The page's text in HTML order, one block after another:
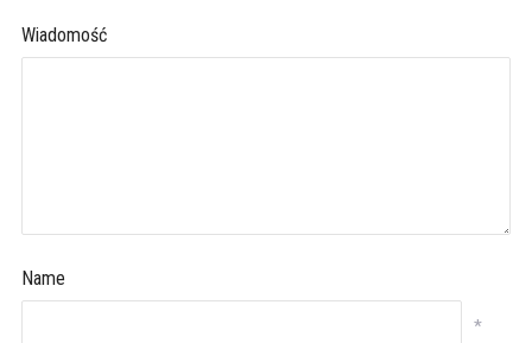
Wiadomość
Name
*